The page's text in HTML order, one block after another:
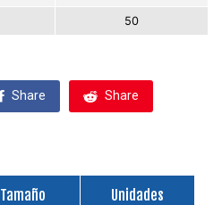
50
Share Share
Tamaño
Unidades